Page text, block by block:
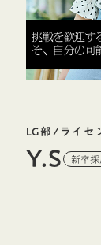
挑戦を歓迎す
そ、自分の可
LG部/ライセ
Y.S 新卒採